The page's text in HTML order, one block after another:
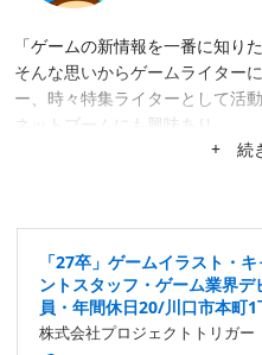
「ゲームの新情報を一番に知り
そんな思いからゲームライター
ー、時々特集ライターとして活
ネットブームにも興味あり。
+ 続
「27卒」ゲームイラスト・
ントスタッフ・ゲーム業界
員・年間休日20/川口市本町1
株式会社プロジェクトトリガー